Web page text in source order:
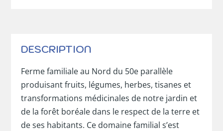
DESCRIPTION
Ferme familiale au Nord du 50e parallèle
produisant fruits, légumes, herbes, tisanes et
transformations médicinales de notre jardin et
de la forêt boréale dans le respect de la terre et
de ses habitants. Ce domaine familial s’est